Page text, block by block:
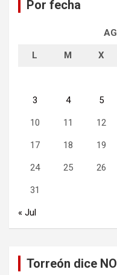
Por fecha
L M X
3 4 5
10 11 12
17 18 19
24 25 26
31
« Jul
Torreón dice